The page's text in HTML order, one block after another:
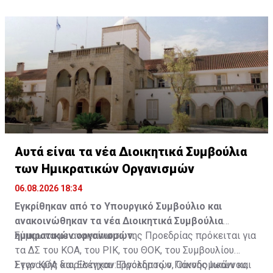
Πρόεδρος και τα μέλη του συμβουλίου του
Πηγή: ΚΥΠΕ
Αυτά είναι τα νέα Διοικητικά Συμβούλια
των Ημικρατικών Οργανισμών
06.08.2026 18:34
Εγκρίθηκαν από το Υπουργικό Συμβούλιο και
ανακοινώθηκαν τα νέα Διοικητικά Συμβούλια
ημικρατικών οργανισμών.
Σύμφωνα με ανακοίνωση της Προεδρίας πρόκειται για
τα ΔΣ του ΚΟΑ, του ΡΙΚ, του ΘΟΚ, του Συμβουλίου
Εγγραφής και Ελέγχου Εργοληπτών, Οικοδομικών και
Στον ΚΟΑ διορίστηκαν: Πρόεδρος ο Γιάννης Ιωάννου,